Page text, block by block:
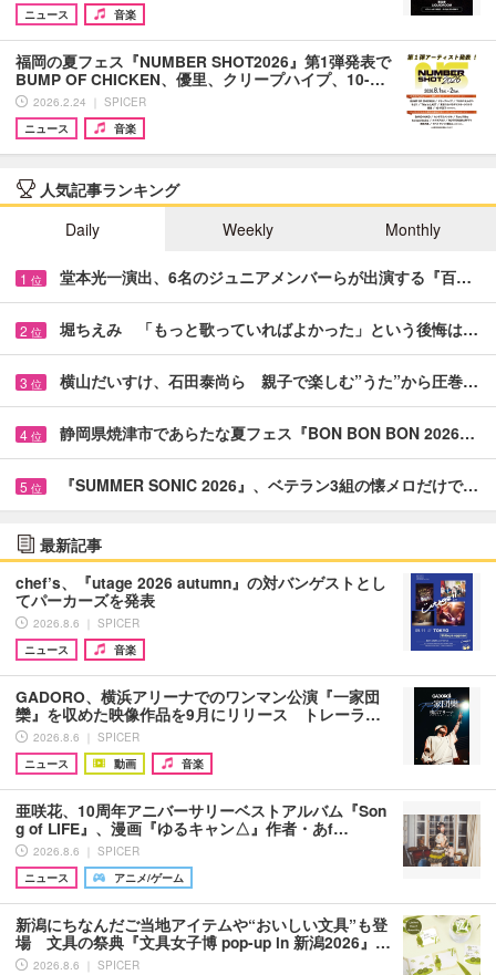
ニュース
音楽
福岡の夏フェス『NUMBER SHOT2026』第1弾発表で
BUMP OF CHICKEN、優里、クリープハイプ、10-…
2026.2.24 ｜ SPICER
ニュース
音楽
人気記事ランキング
Daily
Weekly Monthly
1 位 堂本光一演出、6名のジュニアメンバーらが出演する『百…
2 位 堀ちえみ 「もっと歌っていればよかった」という後悔は…
3 位 横山だいすけ、石田泰尚ら 親子で楽しむ”うた”から圧巻…
4 位 静岡県焼津市であらたな夏フェス『BON BON BON 2026…
5 位 『SUMMER SONIC 2026』、ベテラン3組の懐メロだけで…
最新記事
chef’s、『utage 2026 autumn』の対バンゲストとし
てパーカーズを発表
2026.8.6 ｜ SPICER
ニュース
音楽
GADORO、横浜アリーナでのワンマン公演『一家団
欒』を収めた映像作品を9月にリリース トレーラ…
2026.8.6 ｜ SPICER
ニュース
動画 音楽
亜咲花、10周年アニバーサリーベストアルバム『Son
g of LIFE』、漫画『ゆるキャン△』作者・あf…
2026.8.6 ｜ SPICER
ニュース
アニメ/ゲーム
新潟にちなんだご当地アイテムや“おいしい文具”も登
場 文具の祭典『文具女子博 pop-up in 新潟2026』…
2026.8.6 ｜ SPICER